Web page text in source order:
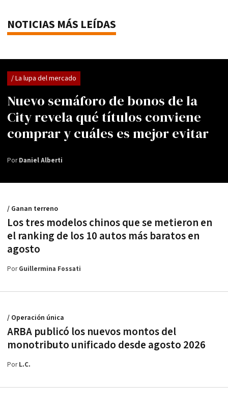
NOTICIAS MÁS LEÍDAS
Nuevo semáforo de bonos de la
City revela qué títulos conviene
comprar y cuáles es mejor evitar
/ La lupa del mercado
PorDaniel Alberti
Los tres modelos chinos que se metieron en
el ranking de los 10 autos más baratos en
agosto
/ Ganan terreno
PorGuillermina Fossati
ARBA publicó los nuevos montos del
monotributo unificado desde agosto 2026
/ Operación única
PorL.C.